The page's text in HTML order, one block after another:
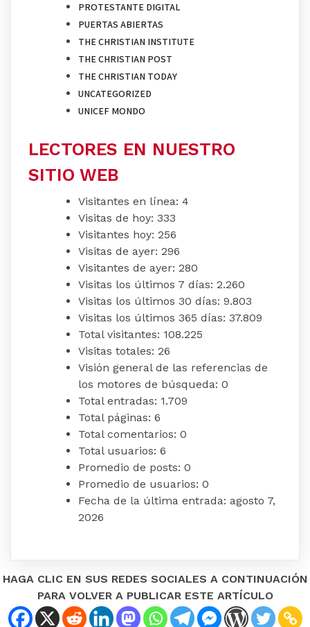
PROTESTANTE DIGITAL
PUERTAS ABIERTAS
THE CHRISTIAN INSTITUTE
THE CHRISTIAN POST
THE CHRISTIAN TODAY
UNCATEGORIZED
UNICEF MONDO
LECTORES EN NUESTRO
SITIO WEB
Visitantes en línea: 4
Visitas de hoy: 333
Visitantes hoy: 256
Visitas de ayer: 296
Visitantes de ayer: 280
Visitas los últimos 7 días: 2.260
Visitas los últimos 30 días: 9.803
Visitas los últimos 365 días: 37.809
Total visitantes: 108.225
Visitas totales: 26
Visión general de las referencias de
los motores de búsqueda: 0
Total entradas: 1.709
Total páginas: 6
Total comentarios: 0
Total usuarios: 6
Promedio de posts: 0
Promedio de usuarios: 0
Fecha de la última entrada: agosto 7,
2026
HAGA CLIC EN SUS REDES SOCIALES A CONTINUACIÓN
PARA VOLVER A PUBLICAR ESTE ARTÍCULO